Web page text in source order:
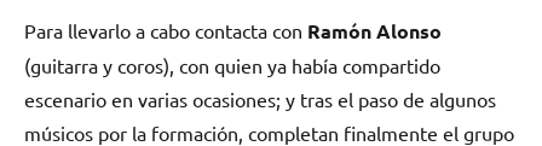
Para llevarlo a cabo contacta con Ramón Alonso
(guitarra y coros), con quien ya había compartido
escenario en varias ocasiones; y tras el paso de algunos
músicos por la formación, completan finalmente el grupo